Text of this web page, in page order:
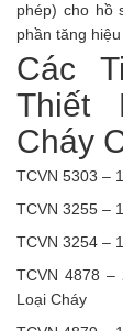
phép) cho hồ
phần tăng
Các
Thiết
Cháy
TCVN 5303 –
TCVN 3255 –
TCVN 3254 –
TCVN 4878 –
Loại Cháy​